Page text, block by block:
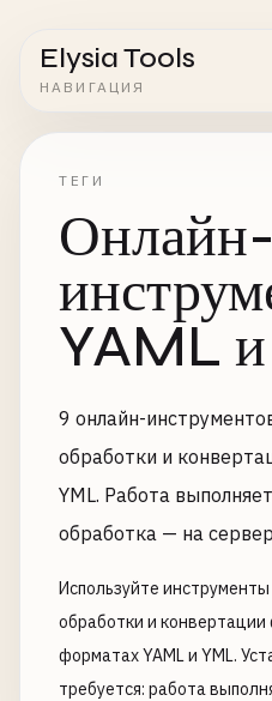
Elysia Tools
НАВИГАЦИЯ
ТЕГИ
Онлайн-
YAML
9 онлайн-
обработки и
YML. Работа
обработка — на
Используйте
обработки и
форматах YAML и YML.
требуется: работа